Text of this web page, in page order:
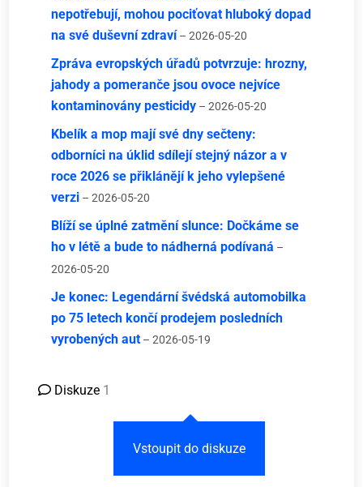
nepotřebují, mohou pociťovat hluboký dopad
na své duševní zdraví – 2026-05-20
Zpráva evropských úřadů potvrzuje: hrozny,
jahody a pomeranče jsou ovoce nejvíce
kontaminovány pesticidy – 2026-05-20
Kbelík a mop mají své dny sečteny:
odborníci na úklid sdílejí stejný názor a v
roce 2026 se přiklánějí k jeho vylepšené
verzi – 2026-05-20
Blíží se úplné zatmění slunce: Dočkáme se
ho v létě a bude to nádherná podívaná –
2026-05-20
Je konec: Legendární švédská automobilka
po 75 letech končí prodejem posledních
vyrobených aut – 2026-05-19
Diskuze 1
Vstoupit do diskuze